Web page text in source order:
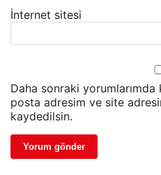
İnternet sitesi
Daha sonraki yorumlarımda
posta adresim ve site
kaydedilsin.